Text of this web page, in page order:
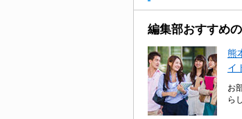
編集部おすすめ
熊
イ
お
ら